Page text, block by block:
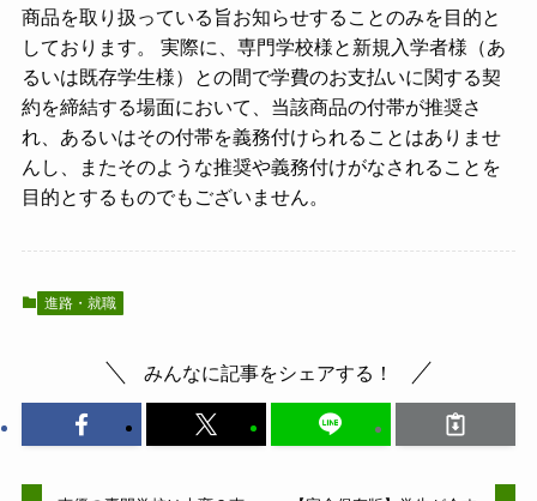
商品を取り扱っている旨お知らせすることのみを目的と
しております。 実際に、専門学校様と新規入学者様（あ
るいは既存学生様）との間で学費のお支払いに関する契
約を締結する場面において、当該商品の付帯が推奨さ
れ、あるいはその付帯を義務付けられることはありませ
んし、またそのような推奨や義務付けがなされることを
目的とするものでもございません。
進路・就職
みんなに記事をシェアする！